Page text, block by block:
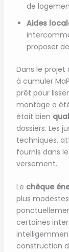
de
Aides
proposer
Dans le projet
à cumuler
prêt pour
montage a
était bien
dossiers. Les
techniques,
fournis dans
versement.
Le chèque
plus
certaines
construction